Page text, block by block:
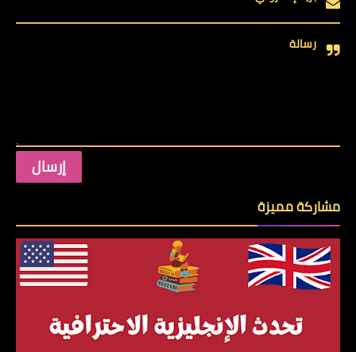
رسالة
مشاركة مميزة